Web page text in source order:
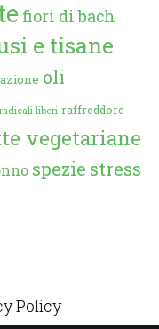
fiori di bach
e tisane
oli
radicali liberi raffreddore
vegetariane
spezie stress
Policy